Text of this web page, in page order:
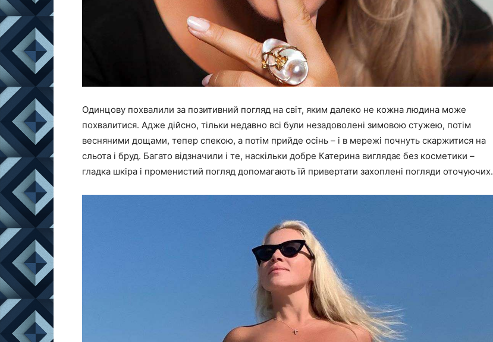
Одинцову похвалили за позитивний погляд на світ, яким далеко не кожна людина може
похвалитися. Адже дійсно, тільки недавно всі були незадоволені зимовою стужею, потім
весняними дощами, тепер спекою, а потім прийде осінь – і в мережі почнуть скаржитися на
сльота і бруд. Багато відзначили і те, наскільки добре Катерина виглядає без косметики –
гладка шкіра і променистий погляд допомагають їй привертати захоплені погляди оточуючих.